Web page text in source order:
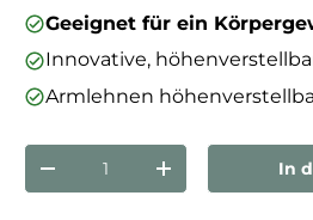
Geeignet für ein
Innovative,
Armlehnen
Anzahl
Menge verringernMenge erhöhen
In